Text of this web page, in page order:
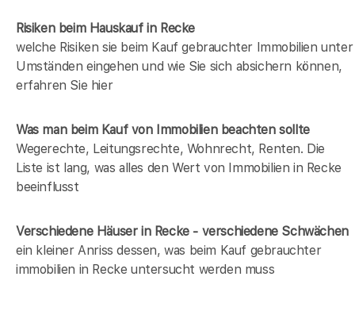
Risiken beim Hauskaufin Recke
welche Risiken sie beim Kauf gebrauchter Immobilien unter
Umständen eingehen und wie Sie sich absichern können,
erfahren Sie hier
Was man beim Kauf von Immobilien beachten sollte
Wegerechte, Leitungsrechte, Wohnrecht, Renten. Die
Liste ist lang, was alles den Wert von Immobilien in Recke
beeinflusst
Verschiedene Häuser in Recke - verschiedene Schwächen
ein kleiner Anriss dessen, was beim Kauf gebrauchter
immobilien in Recke untersucht werden muss